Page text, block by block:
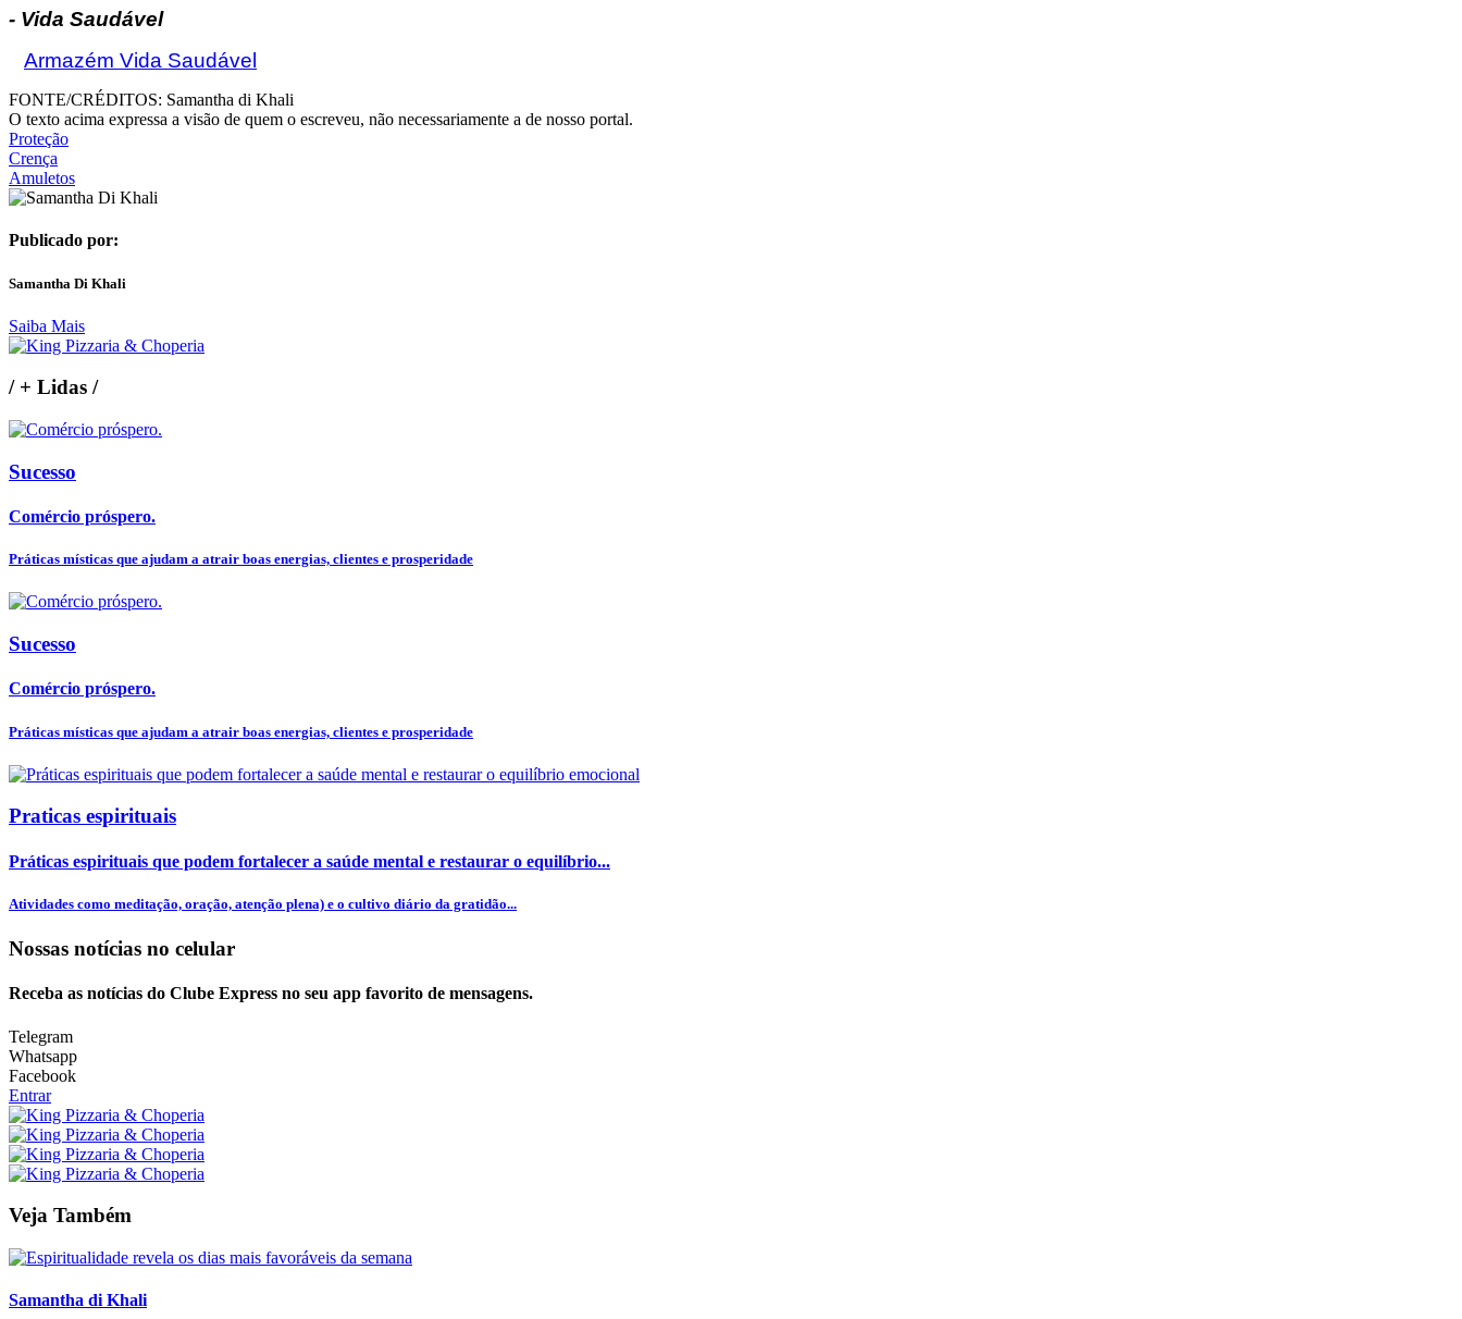
- Vida Saudável
Armazém Vida Saudável
FONTE/CRÉDITOS: Samantha di Khali
O texto acima expressa a visão de quem o escreveu, não necessariamente a de nosso portal.
Proteção
Crença
Amuletos
Publicado por:
Samantha Di Khali
Saiba Mais
/+ Lidas /
Sucesso
Comércio próspero.
Práticas místicas que ajudam a atrair boas energias, clientes e prosperidade
Sucesso
Comércio próspero.
Práticas místicas que ajudam a atrair boas energias, clientes e prosperidade
Praticas espirituais
Práticas espirituais que podem fortalecer a saúde mental e restaurar o equilíbrio...
Atividades como meditação, oração, atenção plena) e o cultivo diário da gratidão...
Nossas notícias no celular
Receba as notícias do Clube Express no seu app favorito de mensagens.
Telegram
Whatsapp
Facebook
Entrar
Veja Também
Samantha di Khali